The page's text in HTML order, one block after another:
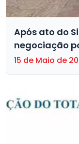
Após ato do
negociação
15 de Maio de